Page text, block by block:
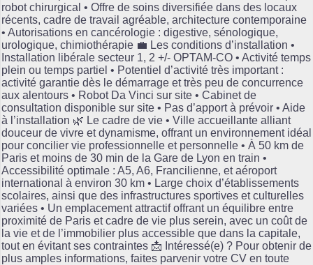
robot chirurgical • Offre de soins diversifiée dans des locaux
récents, cadre de travail agréable, architecture contemporaine
• Autorisations en cancérologie : digestive, sénologique,
urologique, chimiothérapie 💼 Les conditions d’installation •
Installation libérale secteur 1, 2 +/- OPTAM-CO • Activité temps
plein ou temps partiel • Potentiel d’activité très important :
activité garantie dès le démarrage et très peu de concurrence
aux alentours • Robot Da Vinci sur site • Cabinet de
consultation disponible sur site • Pas d’apport à prévoir • Aide
à l’installation 🌿 Le cadre de vie • Ville accueillante alliant
douceur de vivre et dynamisme, offrant un environnement idéal
pour concilier vie professionnelle et personnelle • À 50 km de
Paris et moins de 30 min de la Gare de Lyon en train •
Accessibilité optimale : A5, A6, Francilienne, et aéroport
international à environ 30 km • Large choix d’établissements
scolaires, ainsi que des infrastructures sportives et culturelles
variées • Un emplacement attractif offrant un équilibre entre
proximité de Paris et cadre de vie plus serein, avec un coût de
la vie et de l’immobilier plus accessible que dans la capitale,
tout en évitant ses contraintes 📩 Intéressé(e) ? Pour obtenir de
plus amples informations, faites parvenir votre CV en toute